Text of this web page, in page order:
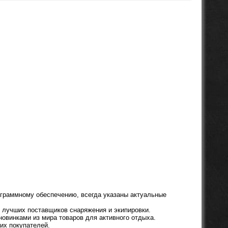
обеспечению, всегда указаны актуальные
поставщиков снаряжения и экипировки.
из мира товаров для активного отдыха.
покупателей.